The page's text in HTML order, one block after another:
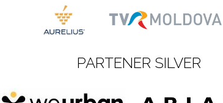
PARTENER SILVER